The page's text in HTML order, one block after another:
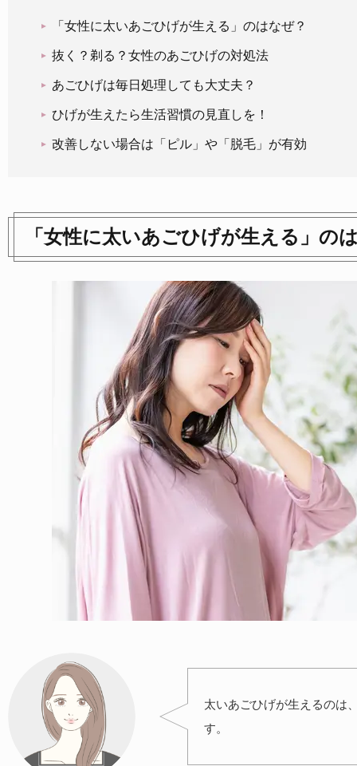
「女性に太いあごひげが生える」のはなぜ？
抜く？剃る？女性のあごひげの対処法
あごひげは毎日処理しても大丈夫？
ひげが生えたら生活習慣の見直しを！
改善しない場合は「ピル」や「脱毛」が有効
「女性に太いあごひげが生える」の
太いあごひげが生えるのは
す。